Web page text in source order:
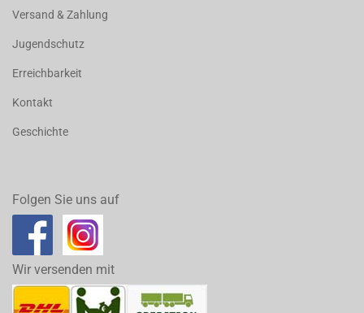
Versand & Zahlung
Jugendschutz
Erreichbarkeit
Kontakt
Geschichte
Folgen Sie uns auf
Wir versenden mit